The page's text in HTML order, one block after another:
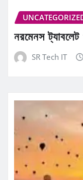
নরমেনস
SR Tech IT